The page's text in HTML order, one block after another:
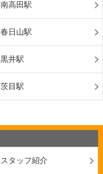
南高田駅
春日山駅
黒井駅
茨目駅
スタッフ紹介